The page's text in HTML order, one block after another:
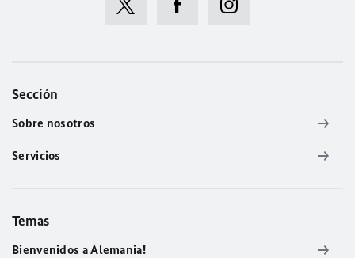
Sección
Sobre nosotros
Servicios
Temas
Bienvenidos a Alemania!